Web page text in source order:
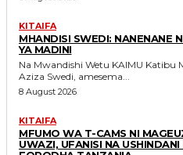
KITAIFA
MHANDISI SWEDI: NANENANE
YA MADINI
Na Mwandishi Wetu KAIMU Katibu Mtendaji wa Tume ya Madini, Mhandisi
Aziza Swedi, amesema...
8 August 2026
KITAIFA
MFUMO WA T-CAMS NI
UWAZI, UFANISI NA